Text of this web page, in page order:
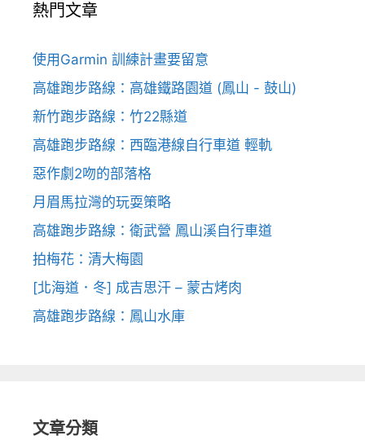
熱門文章
使用Garmin 訓練計畫要留意
高雄跑步路線：高雄鐵路園道 (鳳山 - 鼓山)
新竹跑步路線：竹22縣道
高雄跑步路線：西臨港線自行車道 輕軌
惡作劇2吻的部落格
月眉馬拉灣的玩耍策略
高雄跑步路線：衛武營 鳳山溪自行車道
拍梅花：清大梅園
[北海道．冬] 成吉思汗 – 蒙古烤肉
高雄跑步路線：鳳山水庫
文章分類